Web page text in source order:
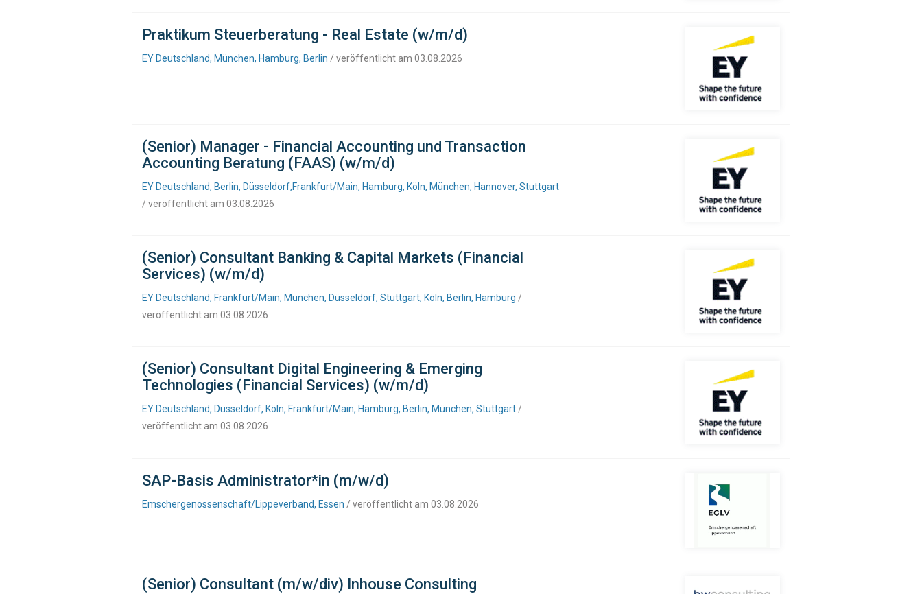
Praktikum Steuerberatung - Real Estate (w/m/d)
EY Deutschland, München, Hamburg, Berlin / veröffentlicht am 03.08.2026
(Senior) Manager - Financial Accounting und Transaction
Accounting Beratung (FAAS) (w/m/d)
EY Deutschland, Berlin, Düsseldorf,Frankfurt/Main, Hamburg, Köln, München, Hannover, Stuttgart
/ veröffentlicht am 03.08.2026
(Senior) Consultant Banking & Capital Markets (Financial
Services) (w/m/d)
EY Deutschland, Frankfurt/Main, München, Düsseldorf, Stuttgart, Köln, Berlin, Hamburg /
veröffentlicht am 03.08.2026
(Senior) Consultant Digital Engineering & Emerging
Technologies (Financial Services) (w/m/d)
EY Deutschland, Düsseldorf, Köln, Frankfurt/Main, Hamburg, Berlin, München, Stuttgart/
veröffentlicht am 03.08.2026
SAP-Basis Administrator*in (m/w/d)
Emschergenossenschaft/Lippeverband, Essen / veröffentlicht am 03.08.2026
(Senior) Consultant (m/w/div) Inhouse Consulting